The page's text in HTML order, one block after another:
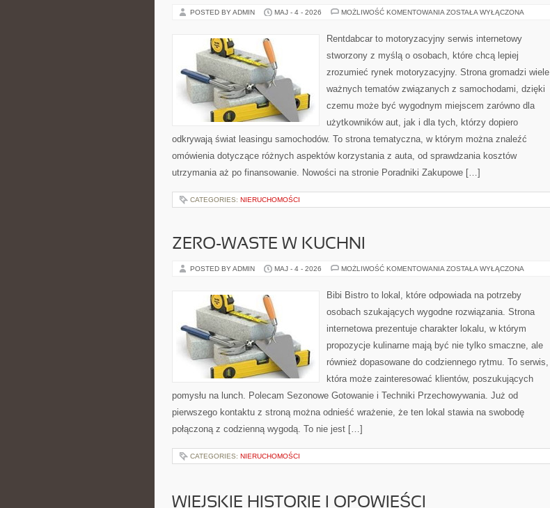
POSTED BY ADMIN MAJ - 4 - 2026 MOŻLIWOŚĆ KOMENTOWANIA NOWOŚCI
ZOSTAŁA WYŁĄCZONA
Rentdabcar to motoryzacyjny serwis internetowy
stworzony z myślą o osobach, które chcą lepiej
zrozumieć rynek motoryzacyjny. Strona gromadzi wiele
ważnych tematów związanych z samochodami, dzięki
czemu może być wygodnym miejscem zarówno dla
użytkowników aut, jak i dla tych, którzy dopiero
odkrywają świat leasingu samochodów. To strona tematyczna, w którym można znaleźć
omówienia dotyczące różnych aspektów korzystania z auta, od sprawdzania kosztów
utrzymania aż po finansowanie. Nowości na stronie Poradniki Zakupowe […]
CATEGORIES: NIERUCHOMOŚCI
ZERO-WASTE W KUCHNI
POSTED BY ADMIN MAJ - 4 - 2026 MOŻLIWOŚĆ KOMENTOWANIA ZERO-
KUCHNI
ZOSTAŁA WYŁĄCZONA
Bibi Bistro to lokal, które odpowiada na potrzeby
osobach szukających wygodne rozwiązania. Strona
internetowa prezentuje charakter lokalu, w którym
propozycje kulinarne mają być nie tylko smaczne, ale
również dopasowane do codziennego rytmu. To serwis,
która może zainteresować klientów, poszukujących
pomysłu na lunch. Polecam Sezonowe Gotowanie i Techniki Przechowywania. Już od
pierwszego kontaktu z stroną można odnieść wrażenie, że ten lokal stawia na swobodę
połączoną z codzienną wygodą. To nie jest […]
CATEGORIES: NIERUCHOMOŚCI
WIEJSKIE HISTORIE I OPOWIEŚCI